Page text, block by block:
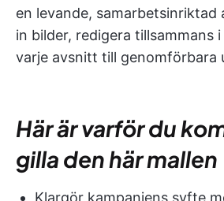
en levande, samarbetsinriktad
in bilder, redigera tillsammans
varje avsnitt till genomförbara
Här är varför du
gilla den här mallen
Klargör kampanjens syfte